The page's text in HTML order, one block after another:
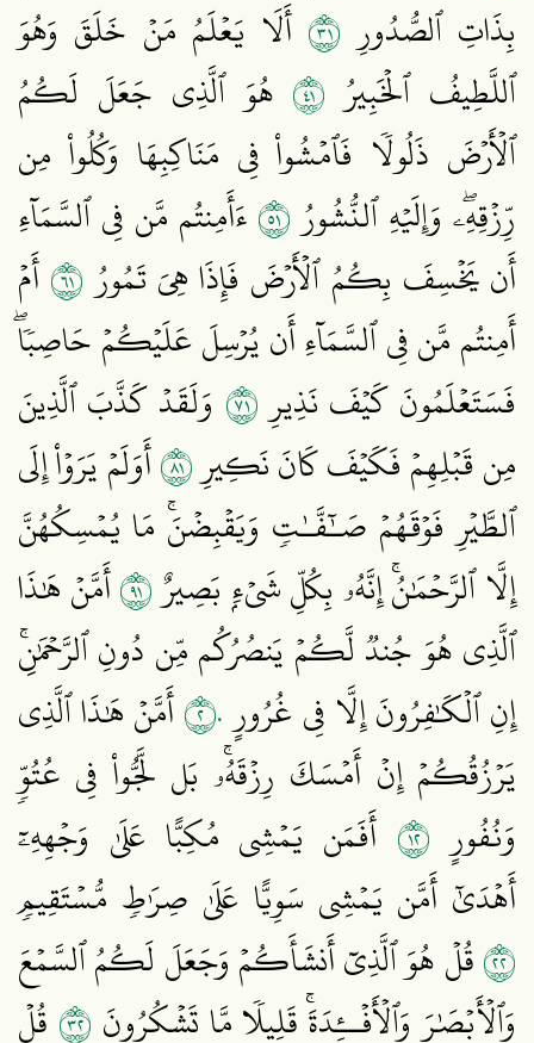
بِذَاتِ ٱلصُّدُورِ ١٣ أَلَا يَعۡلَمُ مَنۡ خَلَقَ وَهُوَ
ٱللَّطِيفُ ٱلۡخَبِيرُ ١٤ هُوَ ٱلَّذِي جَعَلَ لَكُمُ
ٱلۡأَرۡضَ ذَلُولٗا فَٱمۡشُواْ فِي مَنَاكِبِهَا وَكُلُواْ مِن
رِّزۡقِهِۦۖ وَإِلَيۡهِ ٱلنُّشُورُ١٥ءَأَمِنتُم مَّن فِي ٱلسَّمَآءِ
أَن يَخۡسِفَ بِكُمُ ٱلۡأَرۡضَ فَإِذَا هِيَ تَمُورُ ١٦أَمۡ
أَمِنتُم مَّن فِي ٱلسَّمَآءِ أَن يُرۡسِلَ عَلَيۡكُمۡ حَاصِبٗاۖ
فَسَتَعۡلَمُونَ كَيۡفَ نَذِيرِ١٧ وَلَقَدۡ كَذَّبَ ٱلَّذِينَ
مِن قَبۡلِهِمۡ فَكَيۡفَ كَانَ نَكِيرِ١٨أَوَلَمۡ يَرَوۡاْ إِلَى
ٱلطَّيۡرِ فَوۡقَهُمۡ صَـٰٓفَّـٰتٖ وَيَقۡبِضۡنَۚ مَا يُمۡسِكُهُنَّ
إِلَّا ٱلرَّحۡمَٰنُۚ إِنَّهُۥ بِكُلِّ شَيۡءِۭ بَصِيرٌ١٩أَمَّنۡ هَٰذَا
ٱلَّذِي هُوَ جُندٞ لَّكُمۡ يَنصُرُكُم مِّن دُونِ ٱلرَّحۡمَٰنِۚ
إِنِ ٱلۡكَٰفِرُونَ إِلَّا فِي غُرُورٍ٢٠أَمَّنۡ هَٰذَا ٱلَّذِي
يَرۡزُقُكُمۡ إِنۡ أَمۡسَكَ رِزۡقَهُۥۚ بَل لَّجُّواْ فِي عُتُوّٖ
وَنُفُورٍ ٢١ أَفَمَن يَمۡشِي مُكِبًّا عَلَىٰ وَجۡهِهِۦٓ
أَهۡدَىٰٓ أَمَّن يَمۡشِي سَوِيًّا عَلَىٰ صِرَٰطٖ مُّسۡتَقِيمٖ
٢٢قُلۡ هُوَ ٱلَّذِيٓ أَنشَأَكُمۡ وَجَعَلَ لَكُمُ ٱلسَّمۡعَ
وَٱلۡأَبۡصَٰرَ وَٱلۡأَفۡــِٔدَةَۚ قَلِيلٗا مَّا تَشۡكُرُونَ ٢٣ قُلۡ